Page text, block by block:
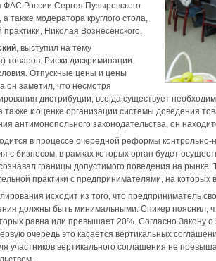
ФАС России Сергея Пузыревского
также модератора круглого стола,
Николая Вознесенского.
, выступил на тему
товаров. Риски дискриминации.
Отпускные цены и цены
он заметил, что несмотря
дистрибуции, всегда существует
к оценке организации системы доведения
антимонопольного законодательства, он
в процессе очередной реформы
бизнесом, в рамках которых орган будет
границы допустимого поведения на
практики с предпринимателями, на
исходит из того, что предприниматель
должны быть минимальными. Спикер пояснил,
равна или превышает 20%. Согласно Закону
очередь это касается вертикальных
участников вертикального соглашения не